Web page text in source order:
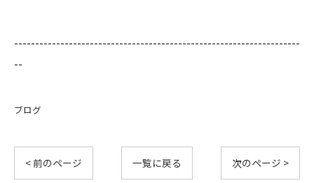
--------------------------------------------------------------------
--
ブログ
< 前のページ 一覧に戻る 次のページ >